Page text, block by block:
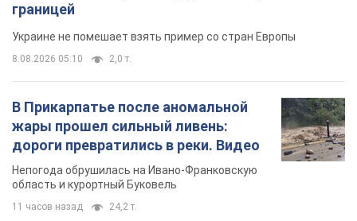
границей
Украине не помешает взять пример со стран Европы
8.08.2026 05:10 2,0 т.
В Прикарпатье после аномальной
жары прошел сильный ливень:
дороги превратились в реки. Видео
Непогода обрушилась на Ивано-Франковскую
область и курортный Буковель
11 часов назад 24,2 т.